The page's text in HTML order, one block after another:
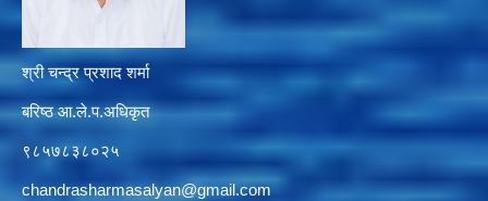
श्री चन्द्र प्रशाद शर्मा
बरिष्ठ आ.ले.प.अधिकृत
९८५७८३८०२५
chandrasharmasalyan@gmail.com